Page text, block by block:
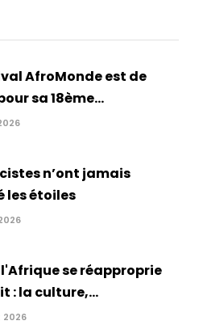
AfroMonde est de
sa 18ème...
n’ont jamais
les étoiles
se réapproprie
: la culture,...
2026